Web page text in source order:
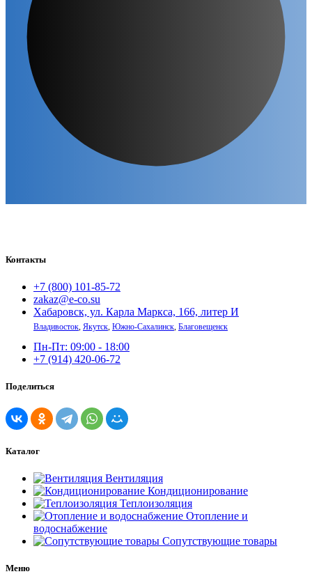
Контакты
+7 (800) 101-85-72
zakaz@e-co.su
Хабаровск, ул. Карла Маркса, 166, литер И
Владивосток, Якутск, Южно-Сахалинск, Благовещенск
Пн-Пт: 09:00 - 18:00
+7 (914) 420-06-72
Поделиться
Каталог
Вентиляция
Кондиционирование
Теплоизоляция
Отопление и
водоснабжение
Сопутствующие товары
Меню